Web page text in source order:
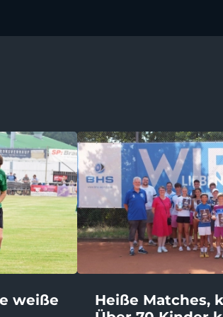
weiße
Heiße Matches,